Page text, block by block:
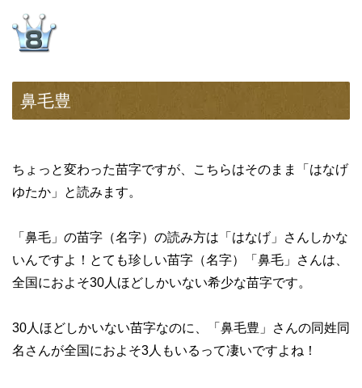
鼻毛豊
ちょっと変わった苗字ですが、こちらはそのまま「はなげ
ゆたか」と読みます。
「鼻毛」の苗字（名字）の読み方は「はなげ」さんしかな
いんですよ！とても珍しい苗字（名字）「鼻毛」さんは、
全国におよそ30人ほどしかいない希少な苗字です。
30人ほどしかいない苗字なのに、「鼻毛豊」さんの同姓同
名さんが全国におよそ3人もいるって凄いですよね！